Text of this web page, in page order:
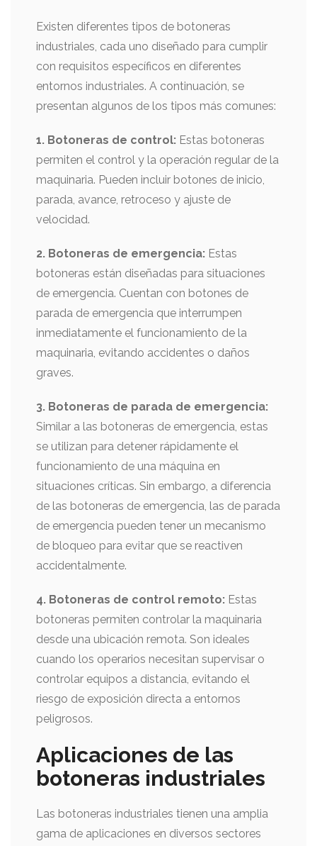
Existen diferentes tipos de botoneras
industriales, cada uno diseñado para cumplir
con requisitos específicos en diferentes
entornos industriales. A continuación, se
presentan algunos de los tipos más comunes:
1. Botoneras de control: Estas botoneras
permiten el control y la operación regular de la
maquinaria. Pueden incluir botones de inicio,
parada, avance, retroceso y ajuste de
velocidad.
2. Botoneras de emergencia: Estas
botoneras están diseñadas para situaciones
de emergencia. Cuentan con botones de
parada de emergencia que interrumpen
inmediatamente el funcionamiento de la
maquinaria, evitando accidentes o daños
graves.
3. Botoneras de parada de emergencia:
Similar a las botoneras de emergencia, estas
se utilizan para detener rápidamente el
funcionamiento de una máquina en
situaciones críticas. Sin embargo, a diferencia
de las botoneras de emergencia, las de parada
de emergencia pueden tener un mecanismo
de bloqueo para evitar que se reactiven
accidentalmente.
4. Botoneras de control remoto: Estas
botoneras permiten controlar la maquinaria
desde una ubicación remota. Son ideales
cuando los operarios necesitan supervisar o
controlar equipos a distancia, evitando el
riesgo de exposición directa a entornos
peligrosos.
Aplicaciones de las
botoneras industriales
Las botoneras industriales tienen una amplia
gama de aplicaciones en diversos sectores